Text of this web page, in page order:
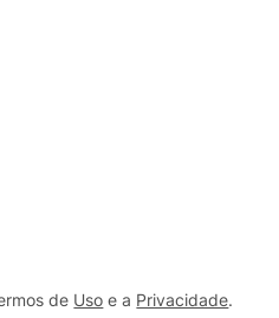
de Uso e a Privacidade.